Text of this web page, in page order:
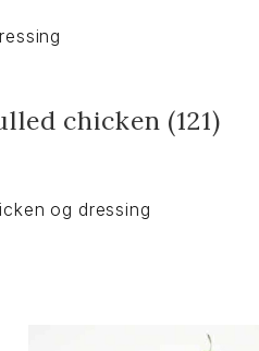
chicken (121)
og dressing